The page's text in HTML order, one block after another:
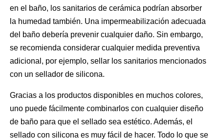
en el baño, los sanitarios de cerámica podrían absorber
la humedad también. Una impermeabilización adecuada
del baño debería prevenir cualquier daño. Sin embargo,
se recomienda considerar cualquier medida preventiva
adicional, por ejemplo, sellar los sanitarios mencionados
con un sellador de silicona.
Gracias a los productos disponibles en muchos colores,
uno puede fácilmente combinarlos con cualquier diseño
de baño para que el sellado sea estético. Además, el
sellado con silicona es muy fácil de hacer. Todo lo que se